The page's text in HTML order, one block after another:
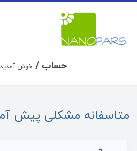
حساب /خوش آمدید
متاسفانه مشکلی پیش